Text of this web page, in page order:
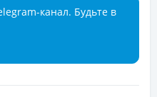
канал. Будьте в